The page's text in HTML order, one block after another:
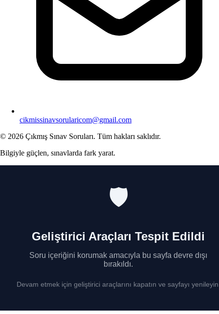
cikmissinavsorularicom@gmail.com
© 2026 Çıkmış Sınav Soruları. Tüm hakları saklıdır.
Bilgiyle güçlen, sınavlarda fark yarat.
🛡️
Geliştirici Araçları Tespit Edildi
Soru içeriğini korumak amacıyla bu sayfa devre dışı
bırakıldı.
Devam etmek için geliştirici araçlarını kapatın ve sayfayı